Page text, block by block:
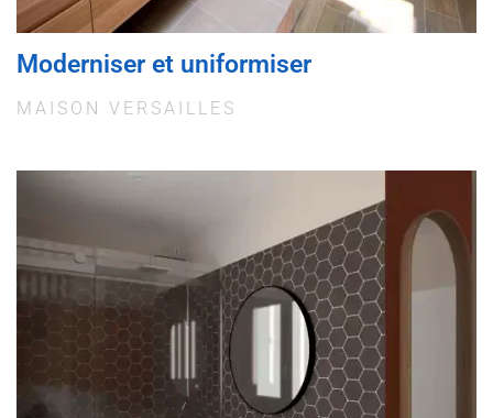
Moderniser et uniformiser
MAISON VERSAILLES